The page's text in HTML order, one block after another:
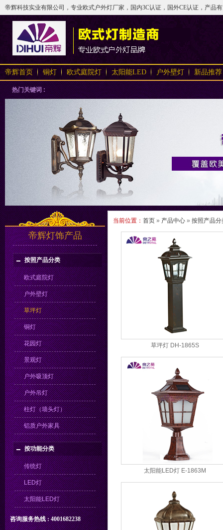
帝辉科技实业有限公司，专业欧式户外灯厂家，国内3C认证，国外CE认证，产
帝辉首页 铜灯 欧式庭院灯 太阳能LED 户外壁灯 新品推荐
热门关键词 :
帝辉灯饰产品
按照产品分类
欧式庭院灯
户外壁灯
草坪灯
铜灯
花园灯
景观灯
户外吸顶灯
户外吊灯
柱灯（墙头灯）
铝质户外家具
按功能分类
传统灯
LED灯
太阳能LED灯
咨询服务热线 : 4001682238
当前位置： 首页 » 产品中心 » 按照产品分
草坪灯 DH-1865S
太阳能LED灯 E-1863M